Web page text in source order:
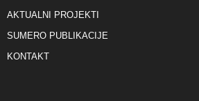
AKTUALNI PROJEKTI
SUMERO PUBLIKACIJE
KONTAKT